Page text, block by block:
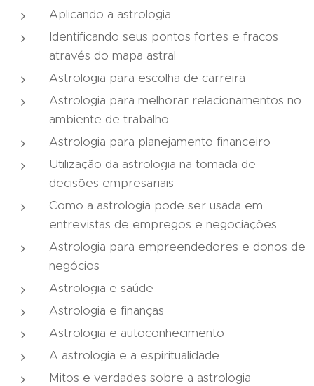
Aplicando a astrologia
Identificando seus pontos fortes e fracos
através do mapa astral
Astrologia para escolha de carreira
Astrologia para melhorar relacionamentos no
ambiente de trabalho
Astrologia para planejamento financeiro
Utilização da astrologia na tomada de
decisões empresariais
Como a astrologia pode ser usada em
entrevistas de empregos e negociações
Astrologia para empreendedores e donos de
negócios
Astrologia e saúde
Astrologia e finanças
Astrologia e autoconhecimento
A astrologia e a espiritualidade
Mitos e verdades sobre a astrologia